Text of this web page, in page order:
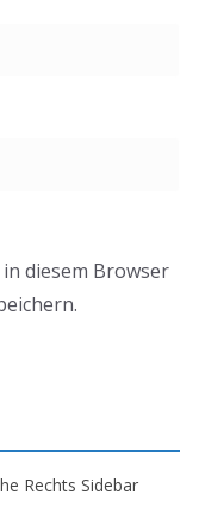
diesem Browser
Rechts Sidebar